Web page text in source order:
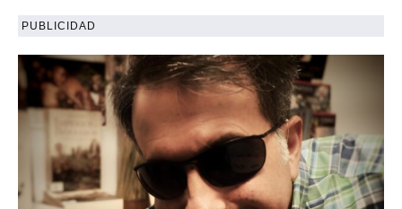
PUBLICIDAD